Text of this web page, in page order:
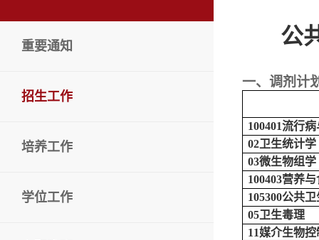
重要通知
招生工作
培养工作
学位工作
公
一、调剂计
100401流行病
02卫生统计学
03微生物组学
100403营养
105300公共卫
05卫生毒理
11媒介生物控